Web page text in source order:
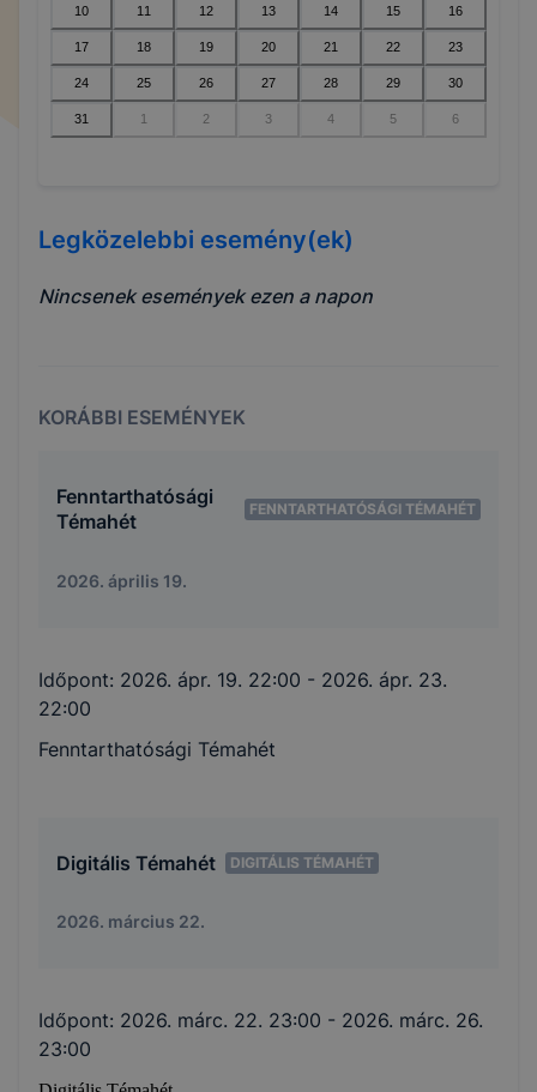
10 11 12 13 14 15 16
17 18 19 20 21 22 23
24 25 26 27 28 29 30
31 1 2 3 4 5 6
Legközelebbi esemény(ek)
Nincsenek események ezen a napon
KORÁBBI ESEMÉNYEK
Fenntarthatósági
Témahét
FENNTARTHATÓSÁGI TÉMAHÉT
2026. április 19.
Időpont: 2026. ápr. 19. 22:00 - 2026. ápr. 23.
22:00
Fenntarthatósági Témahét
Digitális Témahét DIGITÁLIS TÉMAHÉT
2026. március 22.
Időpont: 2026. márc. 22. 23:00 - 2026. márc. 26.
23:00